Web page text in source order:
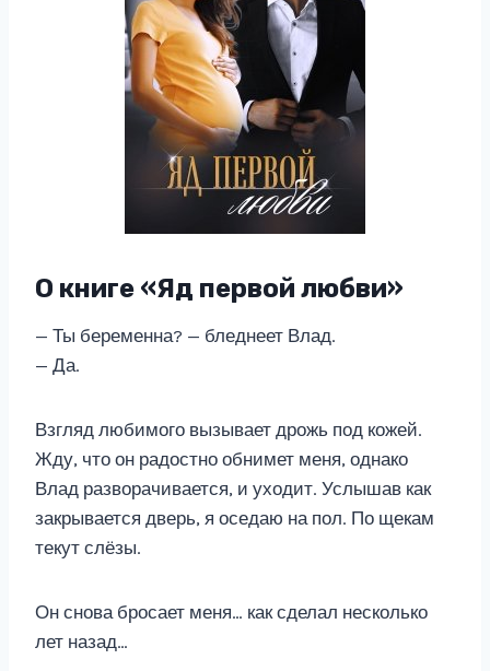
О книге «Яд первой любви»
— Ты беременна? — бледнеет Влад.
— Да.
Взгляд любимого вызывает дрожь под кожей.
Жду, что он радостно обнимет меня, однако
Влад разворачивается, и уходит. Услышав как
закрывается дверь, я оседаю на пол. По щекам
текут слёзы.
Он снова бросает меня… как сделал несколько
лет назад…